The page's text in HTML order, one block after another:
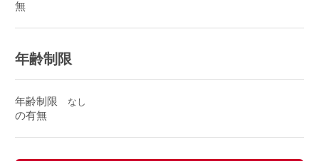
無
年齢制限
年齢制限
の有無
なし